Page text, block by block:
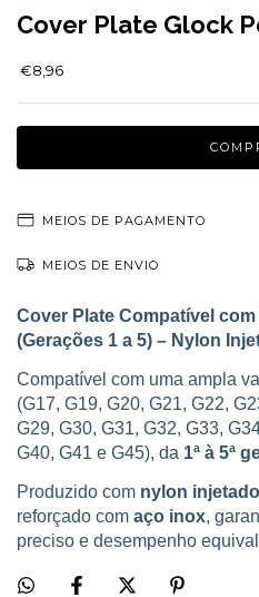
Cover Plate Glock
€8,96
MEIOS DE PAGAMENTO
MEIOS DE ENVIO
Cover Plate Compatível com
(Gerações 1 a 5) – Nylon
Compatível com uma ampla
(G17, G19, G20, G21, G22,
G29, G30, G31, G32, G33,
G40, G41 e G45), da 1ª à 5ª
Produzido com nylon
reforçado com aço inox,
preciso e desempenho